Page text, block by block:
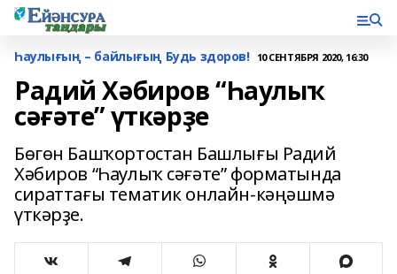
Һаулығың – байлығың Будь здоров! 10 СЕНТЯБРЯ 2020, 16:30
Радий Хәбиров “Һаулыҡ
сәғәте” үткәрҙе
Бөгөн Башҡортостан Башлығы Радий
Хәбиров “Һаулыҡ сәғәте” форматында
сираттағы тематик онлайн-кәңәшмә
үткәрҙе.